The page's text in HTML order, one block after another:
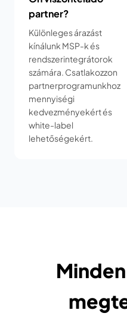
partner?
Különleges árazást
kínálunk MSP-k és
rendszerintegrátorok
számára. Csatlakozzon
partnerprogramunkhoz
mennyiségi
kedvezményekért és
white-label
lehetőségekért.